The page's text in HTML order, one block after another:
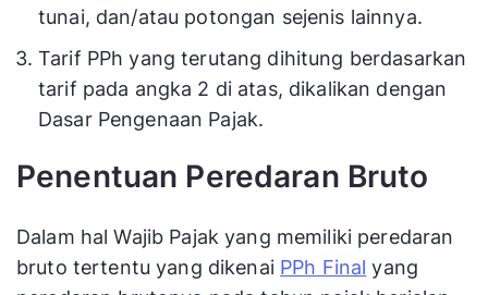
tunai, dan/atau potongan sejenis lainnya.
Tarif PPh yang terutang dihitung berdasarkan
tarif pada angka 2 di atas, dikalikan dengan
Dasar Pengenaan Pajak.
Penentuan Peredaran Bruto
Dalam hal Wajib Pajak yang memiliki peredaran
bruto tertentu yang dikenai PPh Final yang